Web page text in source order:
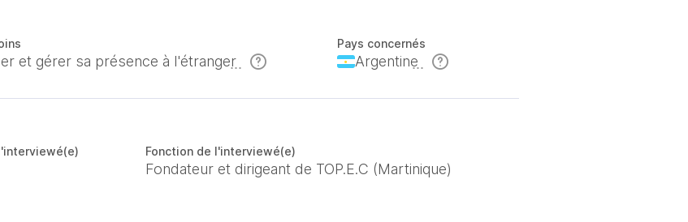
et gérer sa présence à l'étranger
Pays concernés
Argentine
Fonction de l'interviewé(e)
Fondateur et dirigeant de TOP.E.C (Martinique)